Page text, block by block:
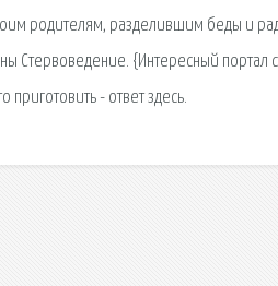
родителям, разделившим беды и
Стервоведение. {Интересный портал
- ответ здесь.